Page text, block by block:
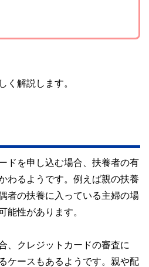
く解説します。
ドを申し込む場合、扶養者の有
わるようです。例えば親の扶養
者の扶養に入っている主婦の場
能性があります。
、クレジットカードの審査に
ケースもあるようです。親や配